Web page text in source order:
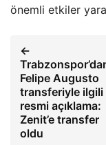
önemli etkiler
←
Felipe Augusto
transferiyle ilgili
resmi açıklama:
Zenit’e transfer
oldu